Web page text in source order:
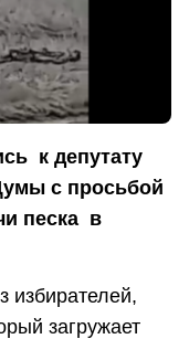
к депутату
с просьбой
песка в
избирателей,
загружает